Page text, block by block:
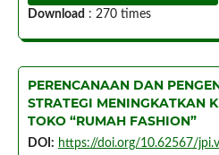
Download : 270 times
PERENCANAAN DAN
STRATEGI MENINGKATKAN
TOKO “RUMAH FASHION”
DOI: https://doi.org/10.62567/